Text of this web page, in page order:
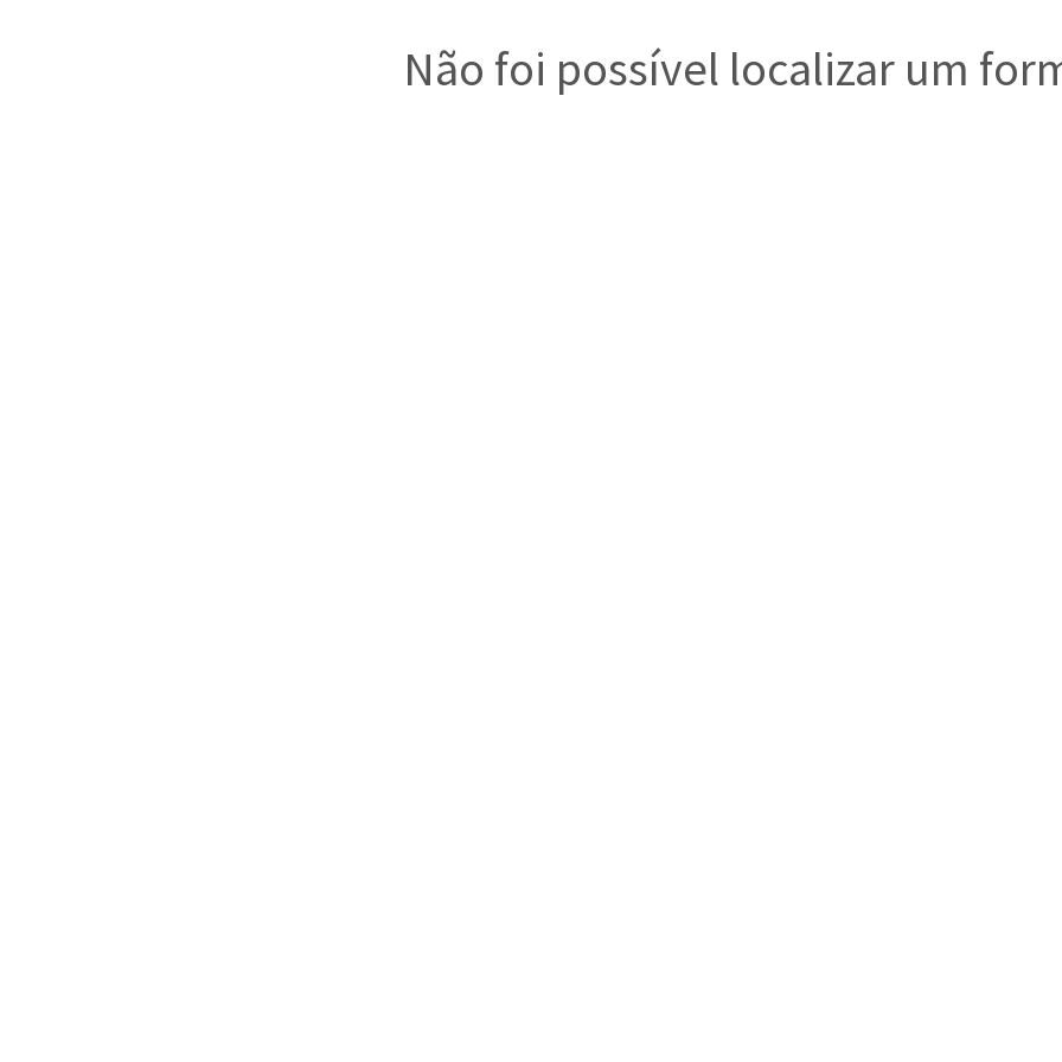
Não foi possível localizar um